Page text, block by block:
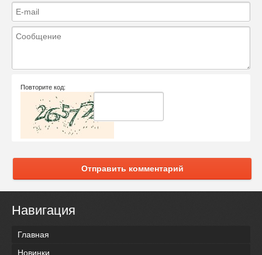
Повторите код:
Отправить комментарий
Навигация
Главная
Новинки